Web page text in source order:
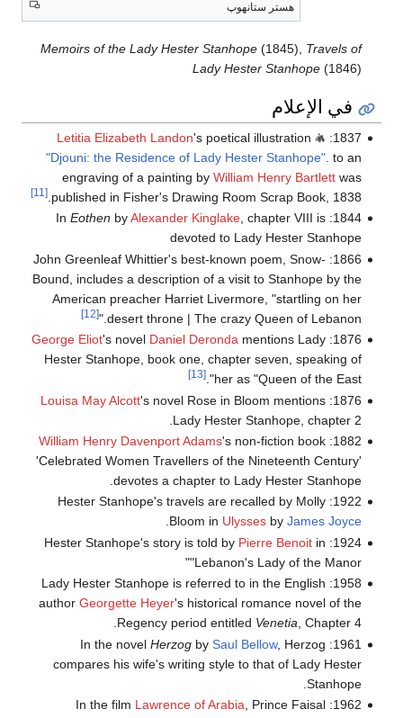
هستر ستانهوپ
Memoirs of the Lady Hester Stanhope(1845), Travels of
Lady Hester Stanhope(1846)
في الإعلام
1837:
Letitia Elizabeth Landon's poetical illustration
"Djouni: the Residence of Lady Hester Stanhope". to an
engraving of a painting by William Henry Bartlettwas
published in Fisher's Drawing Room Scrap Book, 1838.
[11]
1844: In
Eothen byAlexander Kinglake, chapter VIII is
devoted to Lady Hester Stanhope
1866: John Greenleaf Whittier's best-known poem, Snow-
Bound, includes a description of a visit to Stanhope by the
American preacher Harriet Livermore, "startling on her
desert throne | The crazy Queen of Lebanon."
[12]
1876:
George Eliot's novel Daniel Deronda mentions Lady
Hester Stanhope, book one, chapter seven, speaking of
her as "Queen of the East".
[13]
1876:
Louisa May Alcott's novel Rose in Bloom mentions
Lady Hester Stanhope, chapter 2.
1882:
William Henry Davenport Adams's non-fiction book
'Celebrated Women Travellers of the Nineteenth Century'
devotes a chapter to Lady Hester Stanhope.
1922: Hester Stanhope's travels are recalled by Molly
Bloom in Ulyssesby James Joyce
.
1924: Hester Stanhope's story is told by
Pierre Benoitin
"Lebanon's Lady of the Manor"
1958: Lady Hester Stanhope is referred to in the English
author Georgette Heyer's historical romance novel of the
Regency period entitled Venetia , Chapter 4.
1961: In the novel
Herzogby Saul Bellow, Herzog
compares his wife's writing style to that of Lady Hester
Stanhope.
1962: In the film
Lawrence of Arabia , Prince Faisal